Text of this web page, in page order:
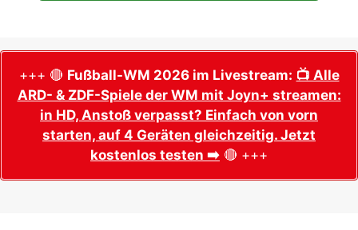
+++ 🔴 Fußball-WM 2026 im Livestream: 📺 Alle
ARD- & ZDF-Spiele der WM mit Joyn+ streamen:
in HD, Anstoß verpasst? Einfach von vorn
starten, auf 4 Geräten gleichzeitig. Jetzt
kostenlos testen ➡️ 🔴 +++